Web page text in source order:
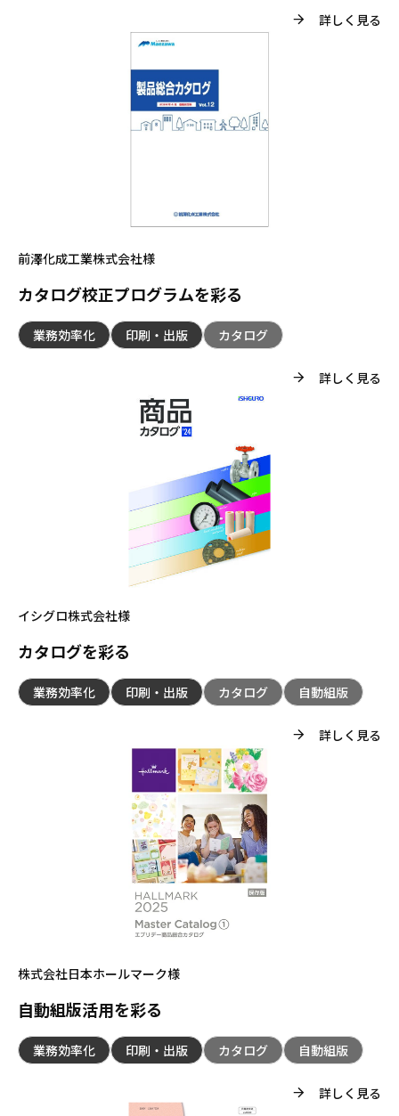
詳しく見る
前澤化成工業株式会社様
カタログ校正プログラムを彩る
業務効率化 印刷・出版 カタログ
詳しく見る
イシグロ株式会社様
カタログを彩る
業務効率化 印刷・出版 カタログ 自動組版
詳しく見る
株式会社日本ホールマーク様
自動組版活用を彩る
業務効率化 印刷・出版 カタログ 自動組版
詳しく見る